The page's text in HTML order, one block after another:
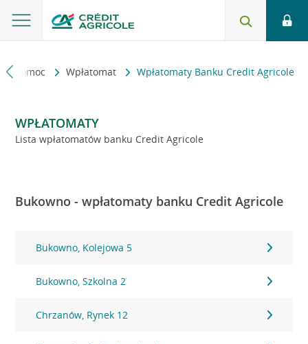
i pomoc Wpłatomat Wpłatomaty Banku Credit Agricole
WPŁATOMATY
Lista wpłatomatów banku Credit Agricole
Bukowno - wpłatomaty banku Credit Agricole
Bukowno, Kolejowa 5
Bukowno, Szkolna 2
Chrzanów, Rynek 12